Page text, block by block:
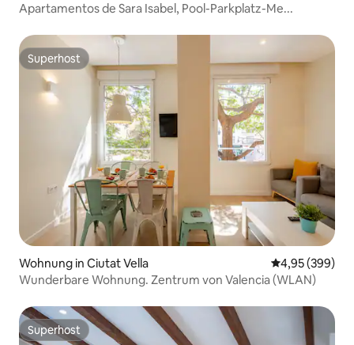
Apartamentos de Sara Isabel, Pool-Parkplatz-Me...
Superhost
Superhost
Wohnung in Ciutat Vella
4,95 (399)
Wunderbare Wohnung. Zentrum von Valencia (WLAN)
Superhost
Superhost